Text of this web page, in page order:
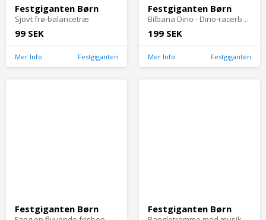
Festgiganten Børn
Sjovt frø-balancetræ
99 SEK
Mer Info Festgiganten
Festgiganten Børn
Bilbana Dino - Dino-racerbanesæt 245 stk.
199 SEK
Mer Info Festgiganten
Festgiganten Børn Festgiganten Børn